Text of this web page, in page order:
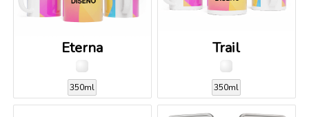
Eterna
350ml
Trail
350ml